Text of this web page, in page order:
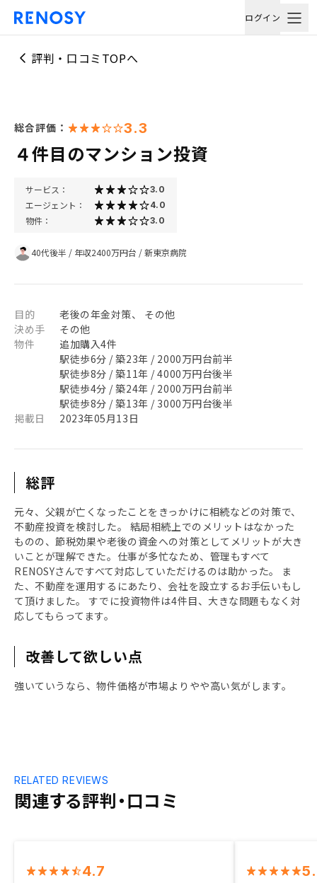
ログイン
評判・口コミTOPへ
総合評価： 3.3
４件目のマンション投資
サービス： 3.0
エージェント： 4.0
物件： 3.0
40代後半 / 年収2400万円台 /新東京病院
目的
老後の年金対策、 その他
決め手
その他
物件
追加購入4件
駅徒歩6分 / 築23年 / 2000万円台前半
駅徒歩8分 / 築11年 / 4000万円台後半
駅徒歩4分 / 築24年 / 2000万円台前半
駅徒歩8分 / 築13年 / 3000万円台後半
掲載日
2023年05月13日
総評
元々、父親が亡くなったことをきっかけに相続などの対策で、
不動産投資を検討した。 結局相続上でのメリットはなかった
ものの、節税効果や老後の資金への対策としてメリットが大き
いことが理解できた。仕事が多忙なため、管理もすべて
RENOSYさんですべて対応していただけるのは助かった。 ま
た、不動産を運用するにあたり、会社を設立するお手伝いもし
て頂けました。 すでに投資物件は4件目、大きな問題もなく対
応してもらってます。
改善して欲しい点
強いていうなら、物件価格が市場よりやや高い気がします。
関連する評判・口コミ
RELATED REVIEWS
4.7